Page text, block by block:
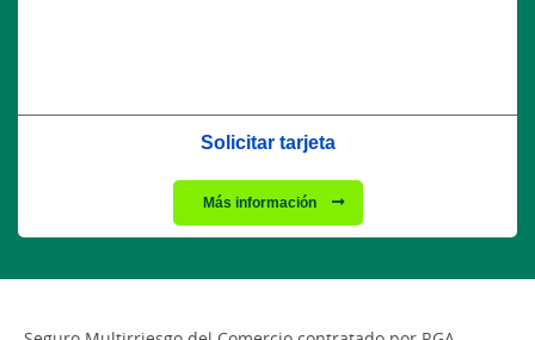
Solicitar tarjeta
Más información